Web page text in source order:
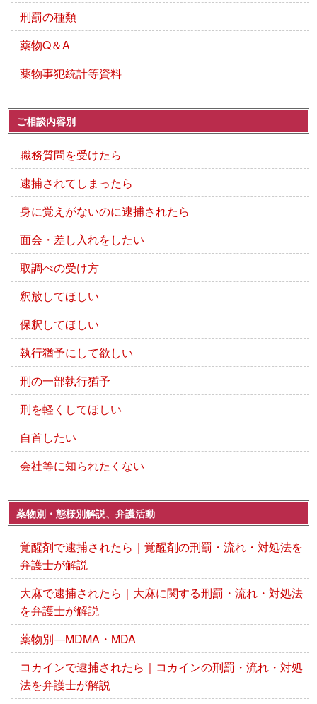
刑罰の種類
薬物Q＆A
薬物事犯統計等資料
ご相談内容別
職務質問を受けたら
逮捕されてしまったら
身に覚えがないのに逮捕されたら
面会・差し入れをしたい
取調べの受け方
釈放してほしい
保釈してほしい
執行猶予にして欲しい
刑の一部執行猶予
刑を軽くしてほしい
自首したい
会社等に知られたくない
薬物別・態様別解説、弁護活動
覚醒剤で逮捕されたら｜覚醒剤の刑罰・流れ・対処法を
弁護士が解説
大麻で逮捕されたら｜大麻に関する刑罰・流れ・対処法
を弁護士が解説
薬物別―MDMA・MDA
コカインで逮捕されたら｜コカインの刑罰・流れ・対処
法を弁護士が解説